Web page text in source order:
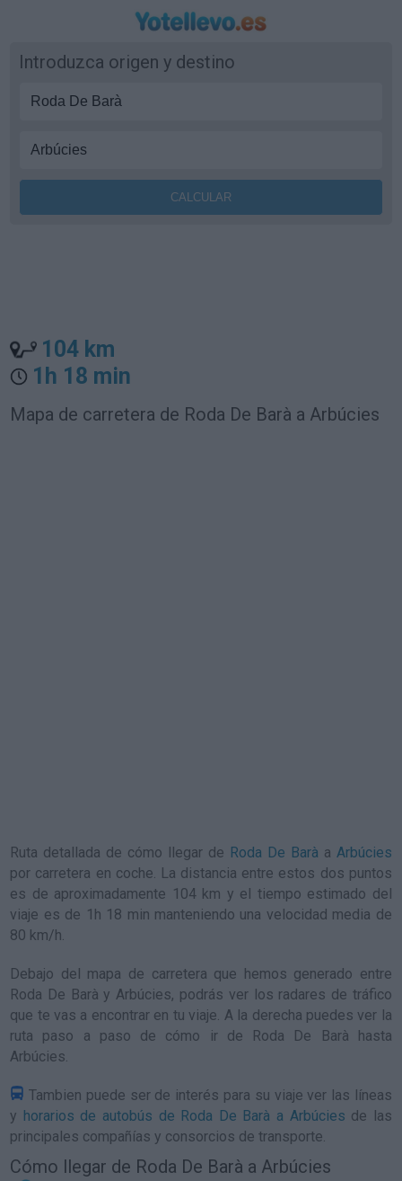
Introduzca origen y destino
104 km
1h 18 min
Mapa de carretera de Roda De Barà a Arbúcies
Ruta detallada de cómo llegar de Roda De Barà a Arbúcies
por carretera en coche. La distancia entre estos dos puntos
es de aproximadamente 104 km y el tiempo estimado del
viaje es de 1h 18 min manteniendo una velocidad media de
80 km/h.
Debajo del mapa de carretera que hemos generado entre
Roda De Barà y Arbúcies, podrás ver los radares de tráfico
que te vas a encontrar en tu viaje. A la derecha puedes ver la
ruta paso a paso de cómo ir de Roda De Barà hasta
Arbúcies.
Tambien puede ser de interés para su viaje ver las líneas
y horarios de autobús de Roda De Barà a Arbúcies de las
principales compañías y consorcios de transporte.
Cómo llegar de Roda De Barà a Arbúcies